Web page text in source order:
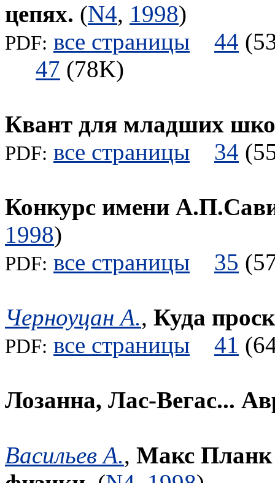
цепях. (N4, 1998)
PDF: все страницы 44
47 (78K)
Квант для младших
PDF: все страницы 34
Конкурс имени
1998)
PDF: все страницы 35
Черноуцан А., Куда
PDF: все страницы 41
Лозанна, Лас-Вегас...
Васильев А., Макс Планк